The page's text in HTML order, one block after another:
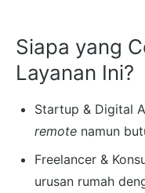
Siapa yang
Layanan Ini?
Startup & Digital
remote namun
Freelancer &
urusan rumah